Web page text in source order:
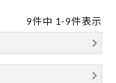
9件中 1 -9件表示